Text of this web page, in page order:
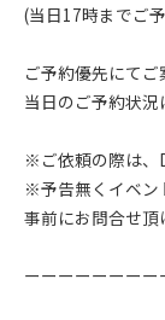
(当日17時までご
ご予約優先にて
当日のご予約状況
※ご依頼の際は、
※予告無くイベン
事前にお問合せ頂
ーーーーーーーー